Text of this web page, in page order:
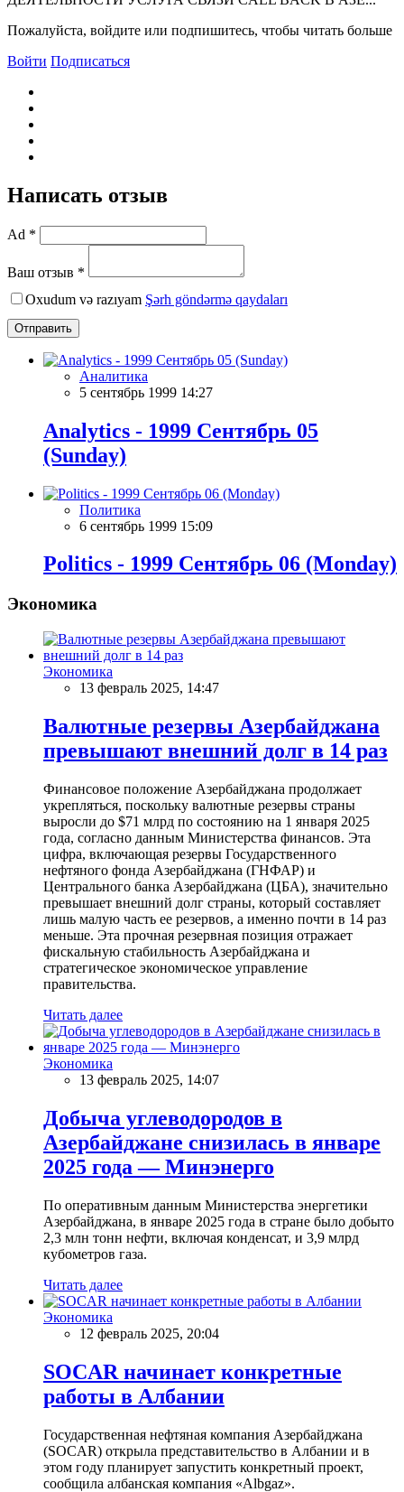
Пожалуйста, войдите или подпишитесь, чтобы читать больше
Войти Подписаться
Написать отзыв
Ad *
Ваш отзыв *
Oxudum və razıyam Şərh göndərmə qaydaları
Отправить
Аналитика
5 сентябрь 1999 14:27
Analytics - 1999 Сентябрь 05
(Sunday)
Политика
6 сентябрь 1999 15:09
Politics - 1999 Сентябрь 06 (Monday)
Экономика
Экономика
13 февраль 2025, 14:47
Валютные резервы Азербайджана
превышают внешний долг в 14 раз
Финансовое положение Азербайджана продолжает
укрепляться, поскольку валютные резервы страны
выросли до $71 млрд по состоянию на 1 января 2025
года, согласно данным Министерства финансов. Эта
цифра, включающая резервы Государственного
нефтяного фонда Азербайджана (ГНФАР) и
Центрального банка Азербайджана (ЦБА), значительно
превышает внешний долг страны, который составляет
лишь малую часть ее резервов, а именно почти в 14 раз
меньше. Эта прочная резервная позиция отражает
фискальную стабильность Азербайджана и
стратегическое экономическое управление
правительства.
Читать далее
Экономика
13 февраль 2025, 14:07
Добыча углеводородов в
Азербайджане снизилась в январе
2025 года — Минэнерго
По оперативным данным Министерства энергетики
Азербайджана, в январе 2025 года в стране было добыто
2,3 млн тонн нефти, включая конденсат, и 3,9 млрд
кубометров газа.
Читать далее
Экономика
12 февраль 2025, 20:04
SOCAR начинает конкретные
работы в Албании
Государственная нефтяная компания Азербайджана
(SOCAR) открыла представительство в Албании и в
этом году планирует запустить конкретный проект,
сообщила албанская компания «Albgaz».